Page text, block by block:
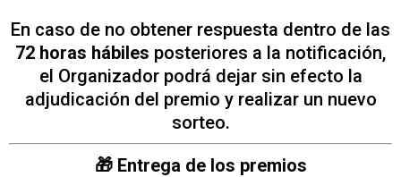
En caso de no obtener respuesta dentro de las
72 horas hábiles posteriores a la notificación,
el Organizador podrá dejar sin efecto la
adjudicación del premio y realizar un nuevo
sorteo.
🎁 Entrega de los premios